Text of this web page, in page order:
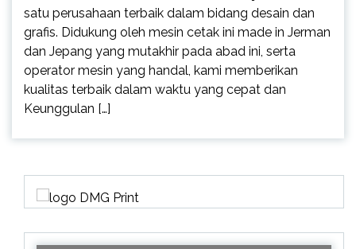
satu perusahaan terbaik dalam bidang desain dan
grafis. Didukung oleh mesin cetak ini made in Jerman
dan Jepang yang mutakhir pada abad ini, serta
operator mesin yang handal, kami memberikan
kualitas terbaik dalam waktu yang cepat dan
Keunggulan […]